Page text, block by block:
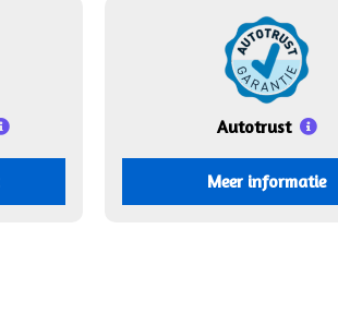
Autotrust
Meer informatie